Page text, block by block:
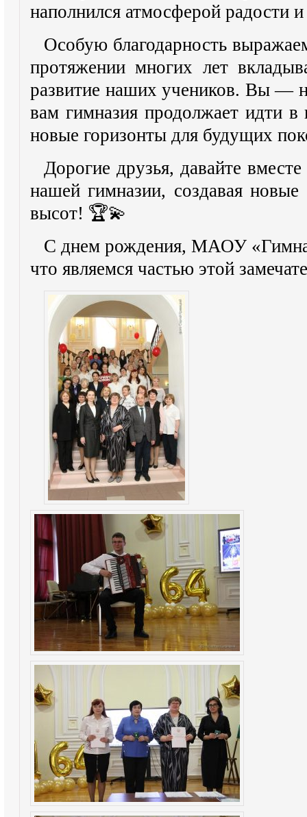
наполнился атмосферой радости
Особую благодарность
протяжении многих лет
развитие наших учеников. Вы —
вам гимназия продолжает идти
новые горизонты для будущих
Дорогие друзья, давайте
нашей гимназии, создавая
высот! 🏆💫
С днем рождения, МАОУ
что являемся частью этой